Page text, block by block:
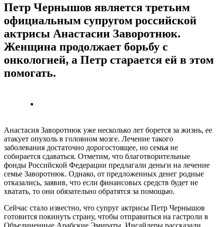
Петр Чернышов является третьим
официальным супругом российской
актрисы Анастасии Заворотнюк.
Женщина продолжает борьбу с
онкологией, а Петр старается ей в этом
помогать.
Анастасия Заворотнюк уже несколько лет борется за жизнь, ее
атакует опухоль в головном мозге. Лечение такого
заболевания достаточно дорогостоящее, но семья не
собирается сдаваться. Отметим, что благотворительные
фонды Российской Федерации предлагали деньги на лечение
семье Заворотнюк. Однако, от предложенных денег родные
отказались, заявив, что если финансовых средств будет не
хватать, то они обязательно обратятся за помощью.
Сейчас стало известно, что супруг актрисы Петр Чернышов
готовится покинуть страну, чтобы отправиться на гастроли в
Объединенные Арабские Эмираты. Инсайдеры рассказали,